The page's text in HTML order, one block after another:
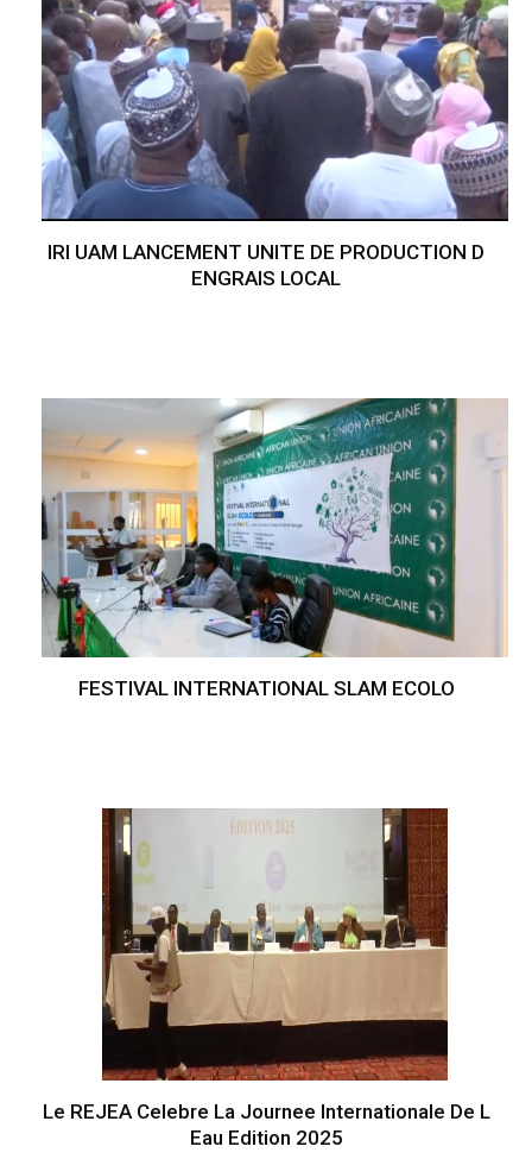
IRI UAM LANCEMENT UNITE DE PRODUCTION D
ENGRAIS LOCAL
FESTIVAL INTERNATIONAL SLAM ECOLO
Le REJEA Celebre La Journee Internationale De L
Eau Edition 2025